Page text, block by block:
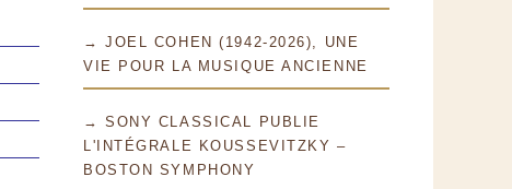
→ JOEL COHEN (1942-2026), UNE
VIE POUR LA MUSIQUE ANCIENNE
→ SONY CLASSICAL PUBLIE
L'INTÉGRALE KOUSSEVITZKY –
BOSTON SYMPHONY